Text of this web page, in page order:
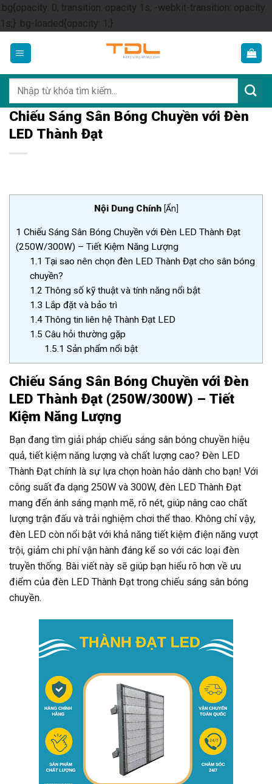
.bg{opacity: 0; transition: opacity 1s; -webkit-transition: opacity
1s;} .bg-loaded{opacity: 1;}Skip
content
kiếm:
Chiếu Sáng Sân Bóng Chuyền với Đèn
LED Thành Đạt
Nội Dung Chính [Ẩn]
1 Chiếu Sáng Sân Bóng Chuyền với Đèn LED Thành Đạt
(250W/300W) – Tiết Kiệm Năng Lượng
1.1 Tại sao nên chọn đèn LED Thành Đạt cho sân bóng
chuyền?
1.2 Thông số kỹ thuật và tính năng nổi bật
1.3 Lắp đặt và bảo trì
1.4 Thông tin liên hệ Thành Đạt LED
1.5 Câu hỏi thường gặp
1.5.1 Sản phẩm nổi bật
Chiếu Sáng Sân Bóng Chuyền với Đèn
LED Thành Đạt (250W/300W) – Tiết
Kiệm Năng Lượng
Bạn đang tìm giải pháp chiếu sáng sân bóng chuyền hiệu
quả, tiết kiệm năng lượng và chất lượng cao? Đèn LED
Thành Đạt chính là sự lựa chọn hoàn hảo dành cho bạn! Với
công suất đa dạng 250W và 300W, đèn LED Thành Đạt
mang đến ánh sáng mạnh mẽ, rõ nét, giúp nâng cao chất
lượng trận đấu và trải nghiệm chơi thể thao. Không chỉ vậy,
đèn LED còn nổi bật với khả năng tiết kiệm điện năng vượt
trội, giảm chi phí vận hành đáng kể so với các loại đèn
truyền thống. Bài viết này sẽ giúp bạn hiểu rõ hơn về ưu
điểm của đèn LED Thành Đạt trong chiếu sáng sân bóng
chuyền.